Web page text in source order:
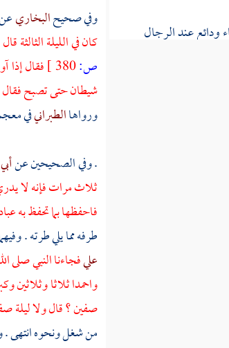
ودائع عند الرجال
وفي صحيحالبخاري
كان في الليلة
ص:380 ]
فقال إذا
شيطان حتى تصبح
ورواهاالطبرانيفي
. وفي الصحيحين عن
ثلاث مرات فإنه لا
فاحفظها بما تحفظ به
طرفه مما يلي طرته .
عليفجاءنا النبي صلى
واحمدا ثلاثا وثلاثين
صفين ؟ قال ولا ليلة
من شغل ونحوه انتهى